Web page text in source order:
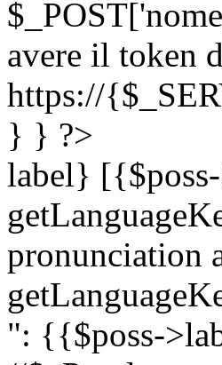
avere il token
https://
} } ?>
label}
pronunciation
": {{$poss-